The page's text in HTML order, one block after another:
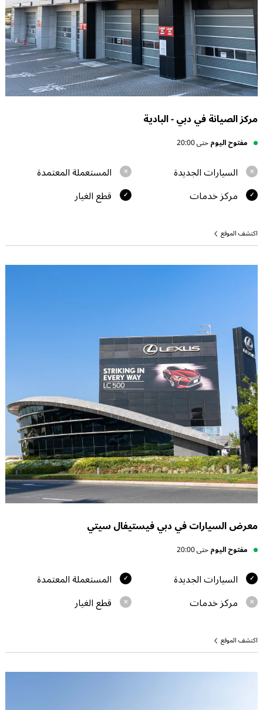
مركز الصيانة في دبي - البادية
مفتوح اليومحتى 20:00
السيارات الجديدة
المستعملة المعتمدة
مركز خدمات
قطع الغيار
اكتشف الموقع
معرض السيارات في دبي فيستيفال سيتي
مفتوح اليومحتى 20:00
السيارات الجديدة
المستعملة المعتمدة
مركز خدمات
قطع الغيار
اكتشف الموقع